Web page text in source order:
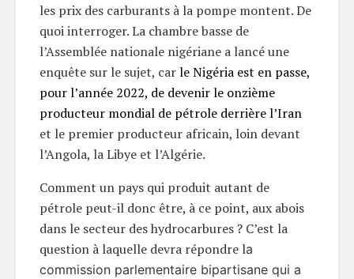
les prix des carburants à la pompe montent. De
quoi interroger. La chambre basse de
l’Assemblée nationale nigériane a lancé une
enquête sur le sujet, carle Nigéria est en passe,
pour l’année 2022, de devenir le onzième
producteur mondial de pétrole derrière l’Iran
et le premier producteur africain, loin devant
l’Angola, la Libye et l’Algérie.
Comment un pays qui produit autant de
pétrole peut-il donc être, à ce point, aux abois
dans le secteur des hydrocarbures ? C’est la
question à laquelle devra répondre la
commission parlementaire bipartisane qui a